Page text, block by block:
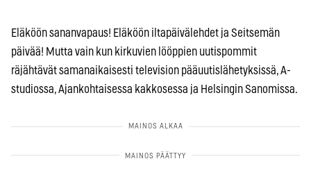
Eläköön sananvapaus! Eläköön iltapäivälehdet ja Seitsemän
päivää! Mutta vain kun kirkuvien lööppien uutispommit
räjähtävät samanaikaisesti television pääuutislähetyksissä, A-
studiossa, Ajankohtaisessa kakkosessa ja Helsingin Sanomissa.